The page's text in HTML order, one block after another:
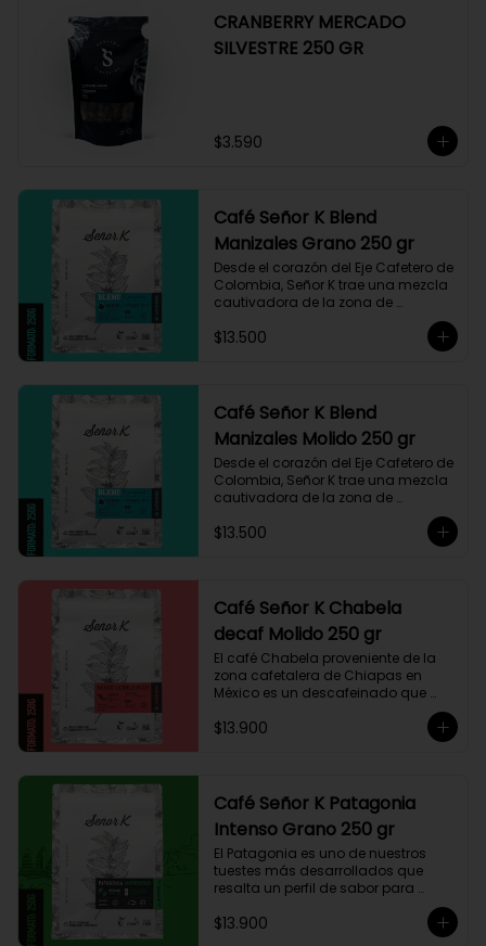
CRANBERRY MERCADO
SILVESTRE 250 GR
$3.590
Café Señor K Blend
Manizales Grano 250 gr
Desde el corazón del Eje Cafetero de
Colombia, Señor K trae una mezcla
cautivadora de la zona de
Manizales, entre 1.800 y 1.950 msnm.
La variedad es Castillo, que ha sido
trazas de chocolate. El tueste medio
permite degustar todos los sabores
complejos de este café
$13.500
Café Señor K Blend
Manizales Molido 250 gr
Desde el corazón del Eje Cafetero de
Colombia, Señor K trae una mezcla
cautivadora de la zona de
Manizales, entre 1.800 y 1.950 msnm.
La variedad es Castillo, que ha sido
trazas de chocolate. El tueste medio
permite degustar todos los sabores
complejos de este café
$13.500
Café Señor K Chabela
decaf Molido 250 gr
El café Chabela proveniente de la
zona cafetalera de Chiapas en
México es un descafeinado que
Este café se siembra cerca de la
fruto de su trabajo en el campo a
su madre, Chabela. Es un típica
descafeinado con agua, con
toques especiados y un cuerpo
cremoso, resaltan notas canela,
chocolate negro y lima, esto le
otorga una puntuación de 83,75. Si
buscas descansar de la cafeína,
esta es una exquisita alternativa
$13.900
Café Señor K Patagonia
Intenso Grano 250 gr
El Patagonia es uno de nuestros
tuestes más desarrollados que
resalta un perfil de sabor para
intenso único y con exquisito
$13.900